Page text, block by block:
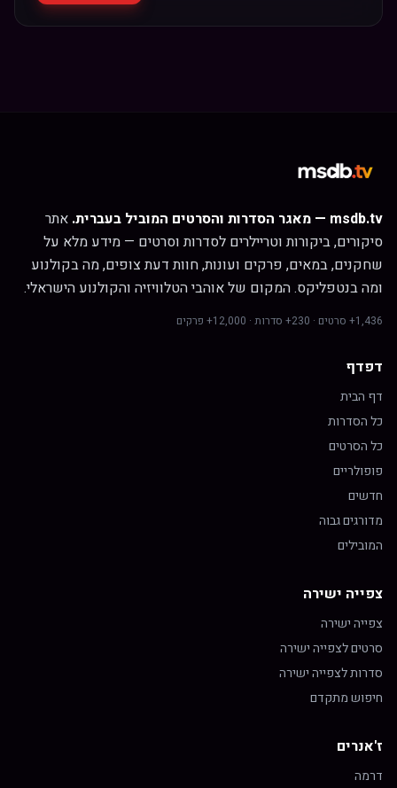
msdb.tv — מאגר הסדרות והסרטים המוביל בעברית.
אתר
סיקורים, ביקורות וטריילרים לסדרות וסרטים — מידע מלא על
שחקנים, במאים, פרקים ועונות, חוות דעת צופים, מה בקולנוע
ומה בנטפליקס. המקום של אוהבי הטלוויזיה והקולנוע הישראלי.
1,436+ סרטים · 230+ סדרות · 12,000+ פרקים
דפדף
דף הבית
כל הסדרות
כל הסרטים
פופולריים
חדשים
מדורגים גבוה
המובילים
צפייה ישירה
צפייה ישירה
סרטים לצפייה ישירה
סדרות לצפייה ישירה
חיפוש מתקדם
ז'אנרים
דרמה